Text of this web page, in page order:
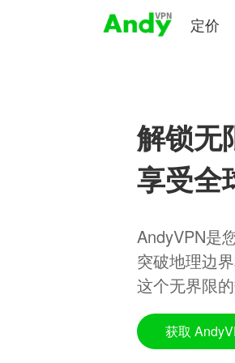
定价
解锁无
享受全
AndyVPN是
突破地理边
这个无界限
获取